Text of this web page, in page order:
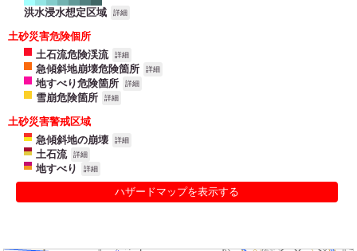
洪水浸水想定区域 詳細
土砂災害危険個所
土石流危険渓流
詳細
急傾斜地崩壊危険箇所 詳細
地すべり危険箇所 詳細
雪崩危険箇所 詳細
土砂災害警戒区域
急傾斜地の崩壊
詳細
土石流 詳細
地すべり 詳細
ハザードマップを表示する